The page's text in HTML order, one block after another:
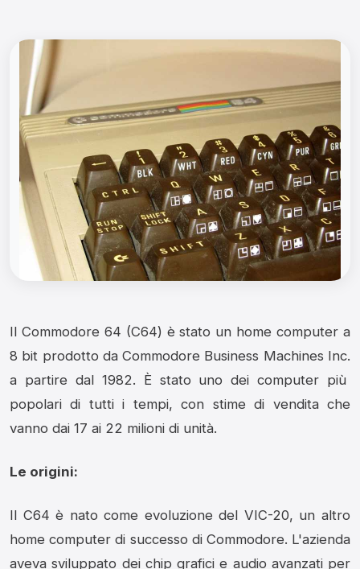
Il Commodore 64 (C64) è stato un home computer a
8 bit prodotto da Commodore Business Machines Inc.
a partire dal 1982. È stato uno dei computer più
popolari di tutti i tempi, con stime di vendita che
vanno dai 17 ai 22 milioni di unità.
Le origini:
Il C64 è nato come evoluzione del VIC-20, un altro
home computer di successo di Commodore. L'azienda
aveva sviluppato dei chip grafici e audio avanzati per